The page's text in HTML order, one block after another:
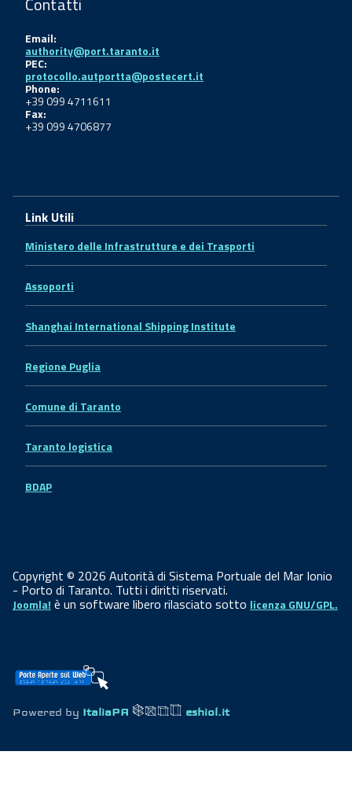
Email:
authority@port.taranto.it
PEC:
protocollo.autportta@postecert.it
Phone:
+39 099 4711611
Fax:
+39 099 4706877
Link Utili
Ministero delle Infrastrutture e dei Trasporti
Assoporti
Shanghai International Shipping Institute
Regione Puglia
Comune di Taranto
Taranto logistica
BDAP
Copyright © 2026 Autorità di Sistema Portuale del Mar Ionio
- Porto di Taranto. Tutti i diritti riservati.
Joomla! è un software libero rilasciato sotto licenza GNU/GPL.
Powered by ItaliaPA eshiol.it